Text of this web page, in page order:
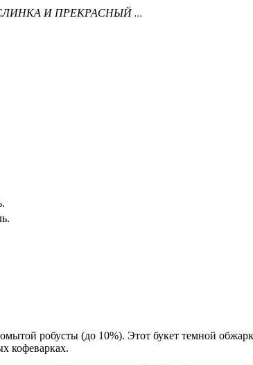
И ПРЕКРАСНЫЙ ...
робусты (до 10%). Этот букет темной
кофеварках.